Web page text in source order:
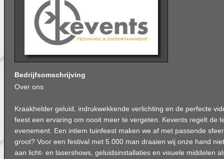
Bedrijfsomschrijving
Over ons
Kraakhelder geluid, indrukwekkende verlichting en de perfecte
feest een ervaring om nooit meer te vergeten. Kevents regelt de
evenement. Een intiem tuinfeest maken we af met passende
groot? Voor een festival met 5.000 man draaien wij onze hand
aan licht- en lasershows, geluidsinstallaties en visuele middelen